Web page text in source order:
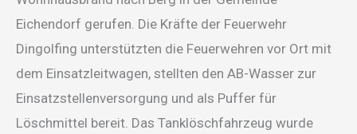
Eichendorf gerufen. Die Kräfte der Feuerwehr
Dingolfing unterstützten die Feuerwehren vor Ort mit
dem Einsatzleitwagen, stellten den AB-Wasser zur
Einsatzstellenversorgung und als Puffer für
Löschmittel bereit. Das Tanklöschfahrzeug wurde